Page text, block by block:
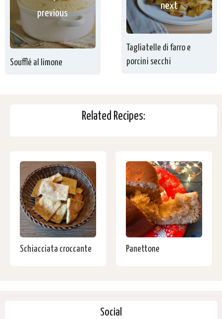
previous
Soufflé al limone
next
Tagliatelle di farro e
porcini secchi
Related Recipes:
Schiacciata croccante Panettone
Social